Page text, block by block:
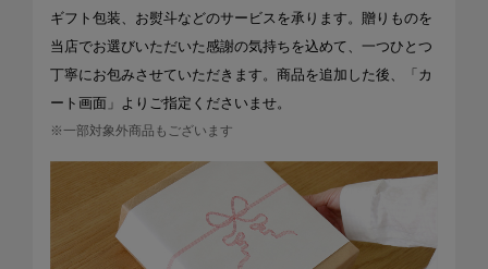
ギフト包装、お熨斗などのサービスを承ります。贈りものを
当店でお選びいただいた感謝の気持ちを込めて、一つひとつ
丁寧にお包みさせていただきます。商品を追加した後、「カ
ート画面」よりご指定くださいませ。
※一部対象外商品もございます